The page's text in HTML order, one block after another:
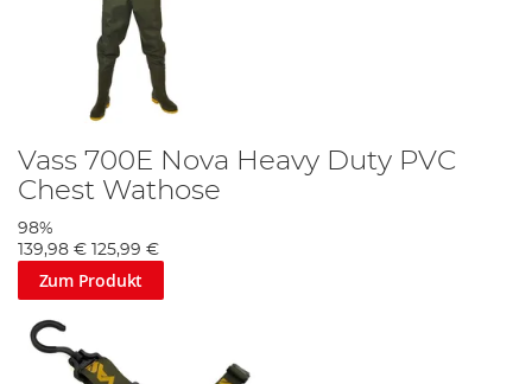
Vass 700E Nova Heavy Duty PVC
Chest Wathose
98%
139,98 € 125,99 €
Zum Produkt